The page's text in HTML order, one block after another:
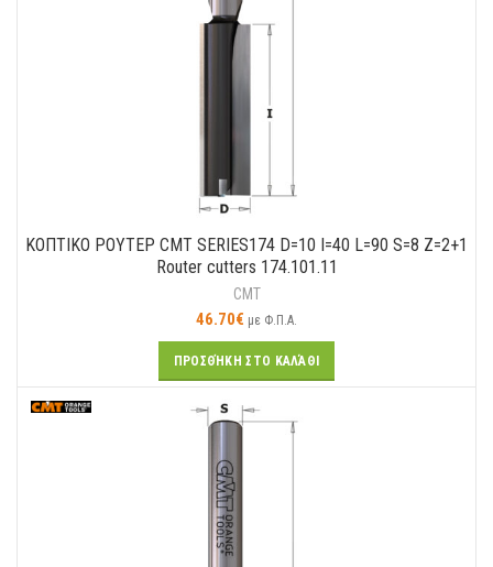
ΚΟΠΤΙΚO ΡΟΥΤΕΡ CMT SERIES174 D=10 I=40 L=90 S=8 Z=2+1
Router cutters 174.101.11
CMT
46.70€ με Φ.Π.Α.
ΠΡΟΣΘΉΚΗ ΣΤΟ ΚΑΛΆΘΙ